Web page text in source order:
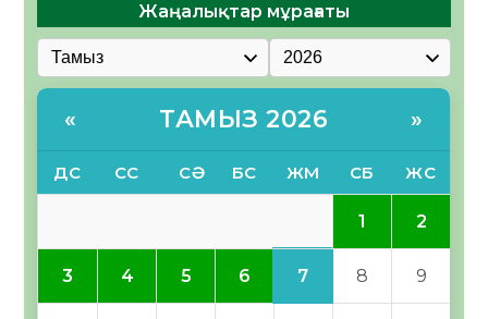
Жаңалықтар мұрағаты
« ТАМЫЗ 2026 »
ДС СС СӘ БС ЖМ СБ ЖС
1 2
3 4 5 6 7 8 9